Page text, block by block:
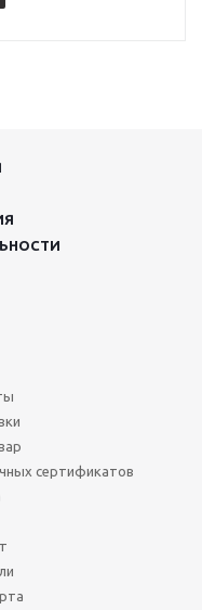
сертификатов